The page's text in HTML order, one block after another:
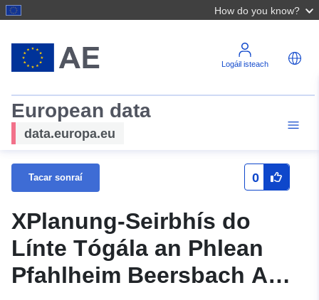
How do you know?
Logáil isteach
European data
data.europa.eu
Tacar sonraí 0
XPlanung-Seirbhís do
Línte Tógála an Phlean
Pfahlheim Beersbach Am